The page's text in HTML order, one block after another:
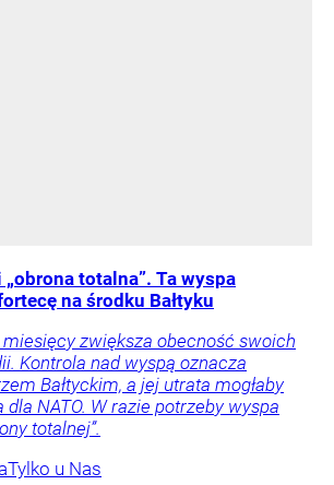
totalna”. Ta wyspa
na środku Bałtyku
zwiększa obecność swoich
Kontrola nad wyspą oznacza
Bałtyckim, a jej utrata mogłaby
NATO. W razie potrzeby wyspa
totalnej”.
Tylko u Nas